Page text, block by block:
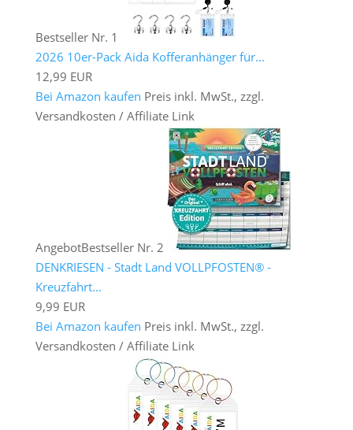
Bestseller Nr. 1
2026 10er-Pack Aida Kofferanhänger für...
12,99 EUR
Bei Amazon kaufen Preis inkl. MwSt., zzgl.
Versandkosten / Affiliate Link
AngebotBestseller Nr. 2
DENKRIESEN - Stadt Land VOLLPFOSTEN® -
Kreuzfahrt...
9,99 EUR
Bei Amazon kaufen Preis inkl. MwSt., zzgl.
Versandkosten / Affiliate Link